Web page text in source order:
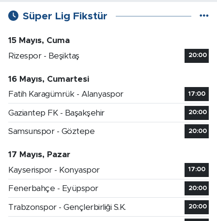
Süper Lig Fikstür
15 Mayıs, Cuma
Rizespor - Beşiktaş
20:00
16 Mayıs, Cumartesi
Fatih Karagümrük - Alanyaspor
17:00
Gaziantep FK - Başakşehir 20:00
Samsunspor - Göztepe 20:00
17 Mayıs, Pazar
Kayserispor - Konyaspor
17:00
Fenerbahçe - Eyüpspor 20:00
Trabzonspor - Gençlerbirliği S.K. 20:00